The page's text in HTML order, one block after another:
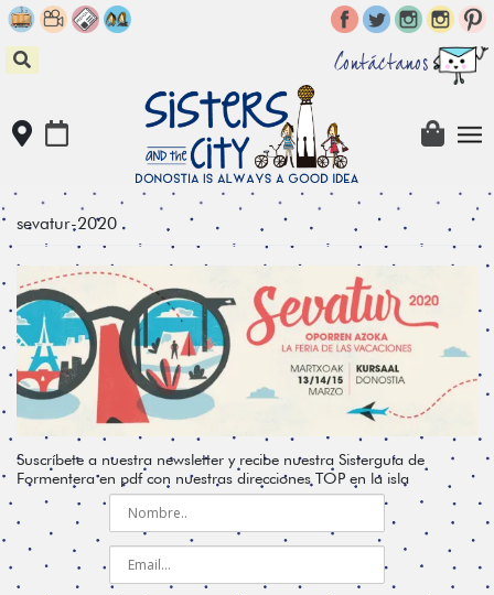
Skip
to
content
Contáctanos
sevatur-2020
Suscríbete a nuestra newsletter y recibe nuestra Sisterguía de
Formentera en pdf con nuestras direcciones TOP en la isla